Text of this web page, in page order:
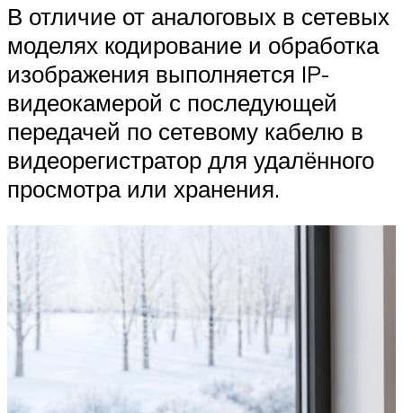
В отличие от аналоговых в сетевых
моделях кодирование и обработка
изображения выполняется IP-
видеокамерой с последующей
передачей по сетевому кабелю в
видеорегистратор для удалённого
просмотра или хранения.